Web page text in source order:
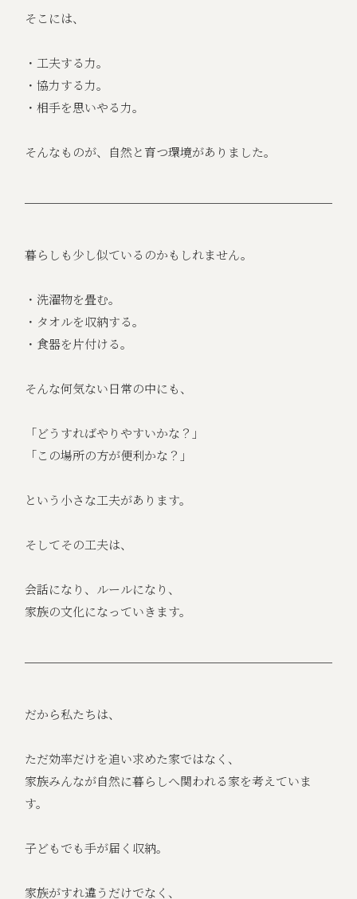
そこには、
・工夫する力。
・協力する力。
・相手を思いやる力。
そんなものが、自然と育つ環境がありました。
暮らしも少し似ているのかもしれません。
・洗濯物を畳む。
・タオルを収納する。
・食器を片付ける。
そんな何気ない日常の中にも、
「どうすればやりやすいかな？」
「この場所の方が便利かな？」
という小さな工夫があります。
そしてその工夫は、
会話になり、ルールになり、
家族の文化になっていきます。
だから私たちは、
ただ効率だけを追い求めた家ではなく、
家族みんなが自然に暮らしへ関われる家を考えていま
す。
子どもでも手が届く収納。
家族がすれ違うだけでなく、